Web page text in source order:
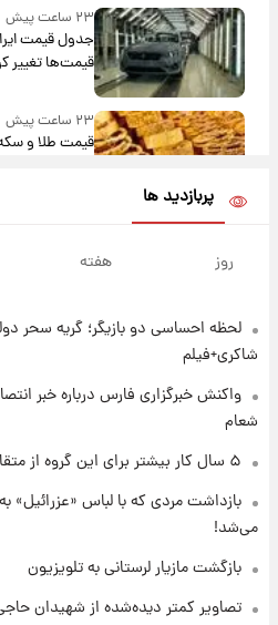
۲۳ ساعت پیش
قیمت‌ها تغییر
۲۳ ساعت پیش
درباره وضعیت
۱ روز پیش
گران‌ترین خرید
پیش‌بینی
روزها
پربازدید ها
روز هفته
لحظه احساسی دو بازیگر؛ گریه سحر
شاکری+فیلم
واکنش خبرگزاری فارس درباره خبر
شعام
۵ سال کار بیشتر برای این گروه از متقاضیان بازنشستگی
بازداشت مردی که با لباس «عزرائیل»
می‌شد!
بازگشت مازیار لرستانی به تلویزیون
تصاویر کمتر دیده‌شده از شهیدان